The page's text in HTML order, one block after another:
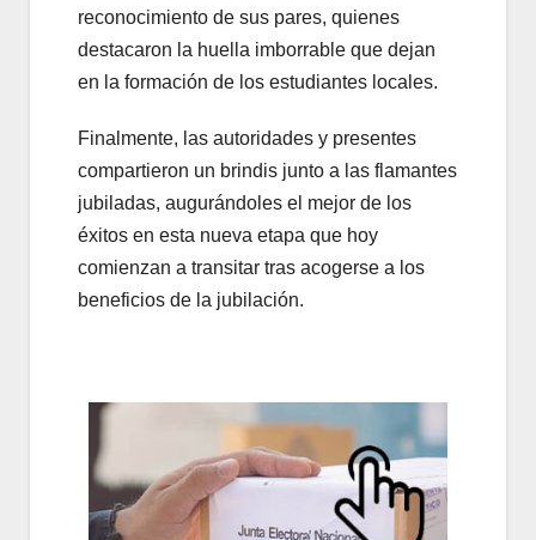
reconocimiento de sus pares, quienes
destacaron la huella imborrable que dejan
en la formación de los estudiantes locales.
Finalmente, las autoridades y presentes
compartieron un brindis junto a las flamantes
jubiladas, augurándoles el mejor de los
éxitos en esta nueva etapa que hoy
comienzan a transitar tras acogerse a los
beneficios de la jubilación.